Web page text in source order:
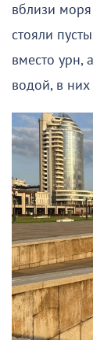
вблизи моря
стояли
вместо урн,
водой, в них